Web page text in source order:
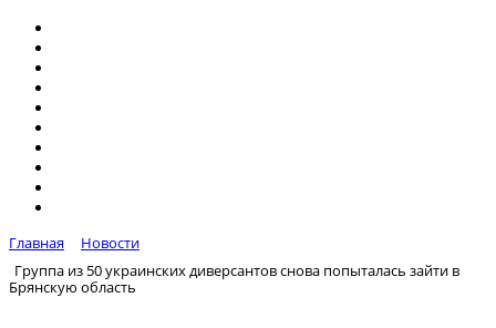
Главная
Новости
Группа из 50 украинских диверсантов снова попыталась зайти в
Брянскую область